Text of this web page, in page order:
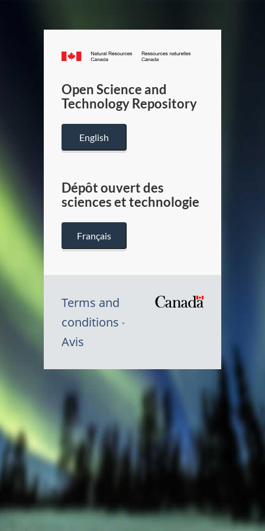
Canada.ca
/
Canada
Open Science and
Technology Repository
English
Dépôt ouvert des
sciences et technologie
Français
Terms and
conditions
Avis
Canada